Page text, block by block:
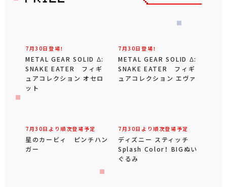
7月30日登場！
METAL GEAR SOLID Δ:
SNAKE EATER フィギ
ュアコレクション オセロ
ット
7月30日登場！
METAL GEAR SOLID Δ:
SNAKE EATER フィギ
ュアコレクション エヴァ
7月30日より順次登場予定
星のカービィ ピンチハン
ガー
7月30日より順次登場予定
ディズニー スティッチ
Splash Color！ BIGぬい
ぐるみ